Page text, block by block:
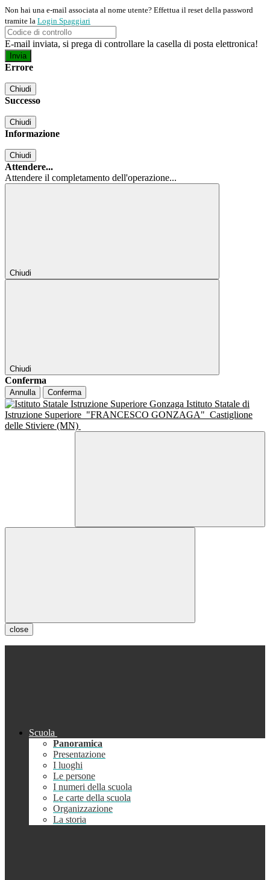
Non hai una e-mail associata al nome utente? Effettua il reset della password
tramite la Login Spaggiari
E-mail inviata, si prega di controllare la casella di posta elettronica!
Errore
Chiudi
Successo
Chiudi
Informazione
Chiudi
Attendere...
Attendere il completamento dell'operazione...
Chiudi
Chiudi
Conferma
Annulla Conferma
Istituto Statale di
Istruzione Superiore "FRANCESCO GONZAGA" Castiglione
delle Stiviere (MN)
close
Scuola
Panoramica
Presentazione
I luoghi
Le persone
I numeri della scuola
Le carte della scuola
Organizzazione
La storia